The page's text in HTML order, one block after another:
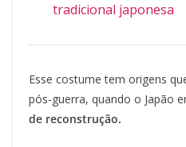
tradicional japonesa
Esse costume tem origens
pós-guerra, quando o Japão
de reconstrução.